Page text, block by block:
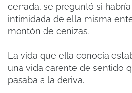
cerrada, se preguntó si
intimidada de ella misma
montón de cenizas.
La vida que ella conocía
una vida carente de sentido
pasaba a la deriva.